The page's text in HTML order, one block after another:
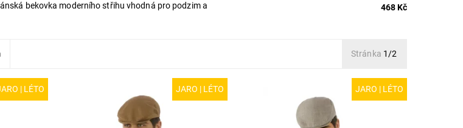
bekovka moderního střihu vhodná pro podzim a
468 Kč
Stránka 1/2
| LÉTO
suchý
JARO | LÉTO
MODEL: R11-1 | Bavlněná hnědo-béžová
pánská čepice pro letní měsíce. Hodí se
k vodě i do přírody. Bavlněné plátno se
snadno udržuje a lze jej...
JARO | LÉTO
MODEL: R11 | Módní pánská letní
bekovka z lněného plátna v přírodní
barevné úpravě. Len se v horkém počasí
příjemně nosí, chladí a je velice...